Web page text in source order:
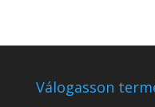
Válogasson